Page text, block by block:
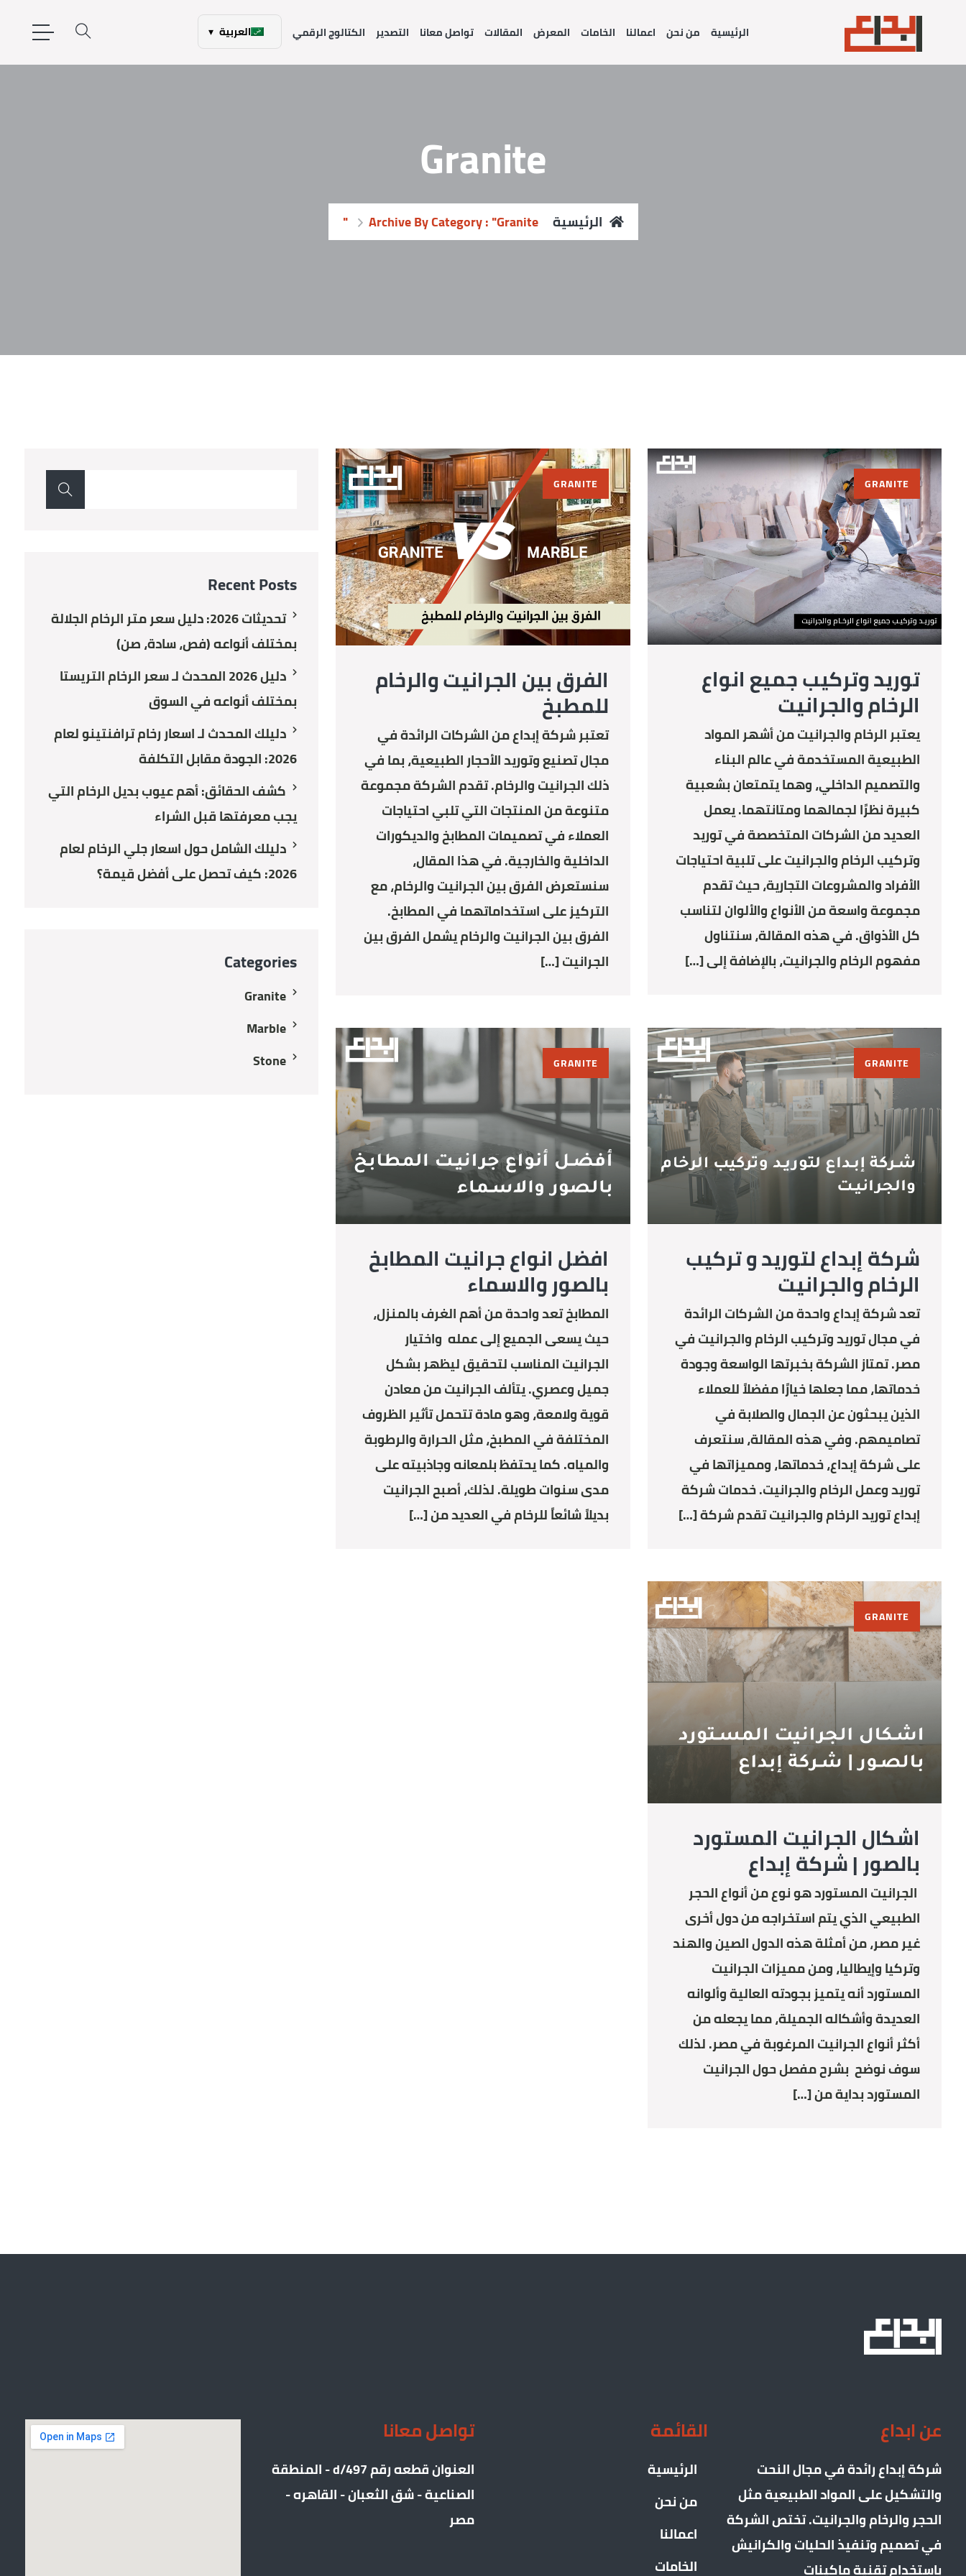
الرئيسية من نحن اعمالنا الخامات المعرض المقالات تواصل معانا التصدير الكتالوج الرقمي العربية ▾
Granite
الرئيسية Archive By Category : "Granite"
GRANITE
توريد وتركيب جميع انواع
الرخام والجرانيت
يعتبر الرخام والجرانيت من أشهر المواد
الطبيعية المستخدمة في عالم البناء
والتصميم الداخلي، وهما يتمتعان بشعبية
كبيرة نظرًا لجمالهما ومتانتهما. يعمل
العديد من الشركات المتخصصة في توريد
وتركيب الرخام والجرانيت على تلبية احتياجات
الأفراد والمشروعات التجارية، حيث تقدم
مجموعة واسعة من الأنواع والألوان لتناسب
كل الأذواق. في هذه المقالة، سنتناول
مفهوم الرخام والجرانيت، بالإضافة إلى […]
GRANITE
الفرق بين الجرانيت والرخام
للمطبخ
تعتبر شركة إبداع من الشركات الرائدة في
مجال تصنيع وتوريد الأحجار الطبيعية، بما في
ذلك الجرانيت والرخام. تقدم الشركة مجموعة
متنوعة من المنتجات التي تلبي احتياجات
العملاء في تصميمات المطابخ والديكورات
الداخلية والخارجية. في هذا المقال،
سنستعرض الفرق بين الجرانيت والرخام، مع
التركيز على استخداماتهما في المطابخ.
الفرق بين الجرانيت والرخام يشمل الفرق بين
الجرانيت […]
GRANITE
شركة إبداع لتوريد و تركيب
الرخام والجرانيت
تعد شركة إبداع واحدة من الشركات الرائدة
في مجال توريد وتركيب الرخام والجرانيت في
مصر. تمتاز الشركة بخبرتها الواسعة وجودة
خدماتها، مما جعلها خيارًا مفضلاً للعملاء
الذين يبحثون عن الجمال والصلابة في
تصاميمهم. وفي هذه المقالة، سنتعرف
على شركة إبداع، خدماتها، ومميزاتها في
توريد وعمل الرخام والجرانيت. خدمات شركة
إبداع توريد الرخام والجرانيت تقدم شركة […]
GRANITE
افضل انواع جرانيت المطابخ
بالصور والاسماء
المطابخ تعد واحدة من أهم الغرف بالمنزل،
حيث يسعى الجميع إلى عمله واختيار
الجرانيت المناسب لتحقيق ليظهر بشكل
جميل وعصري. يتألف الجرانيت من معادن
قوية ولامعة، وهو مادة تتحمل تأثير الظروف
المختلفة في المطبخ، مثل الحرارة والرطوبة
والمياه. كما يحتفظ بلمعانه وجاذبيته على
مدى سنوات طويلة. لذلك، أصبح الجرانيت
بديلاً شائعاً للرخام في العديد من […]
GRANITE
اشكال الجرانيت المستورد
بالصور | شركة إبداع
الجرانيت المستورد هو نوع من أنواع الحجر
الطبيعي الذي يتم استخراجه من دول أخرى
غير مصر، من أمثلة هذه الدول الصين والهند
وتركيا وإيطاليا، ومن مميزات الجرانيت
المستورد أنه يتميز بجودته العالية وألوانه
العديدة وأشكاله الجميلة، مما يجعله من
أكثر أنواع الجرانيت المرغوبة في مصر. لذلك
سوف نوضح بشرح مفصل حول الجرانيت
المستورد بداية من […]
Recent Posts
تحديثات 2026: دليل سعر متر الرخام الجلالة
بمختلف أنواعه (فص، سادة، صن)
دليل 2026 المحدث لـ سعر الرخام التريستا
بمختلف أنواعه في السوق
دليلك المحدث لـ اسعار رخام ترافنتينو لعام
2026: الجودة مقابل التكلفة
كشف الحقائق: أهم عيوب بديل الرخام التي
يجب معرفتها قبل الشراء
دليلك الشامل حول اسعار جلي الرخام لعام
2026: كيف تحصل على أفضل قيمة؟
Categories
Granite
Marble
Stone
عن ابداع
شركة إبداع رائدة في مجال النحت
والتشكيل على المواد الطبيعية مثل
الحجر والرخام والجرانيت. تختص الشركة
في تصميم وتنفيذ الحليات والكرانيش
باستخدام تقنية ماكينات
القائمة
الرئيسية
من نحن
اعمالنا
الخامات
تواصل معانا
العنوان قطعه رقم 497/d - المنطقة
الصناعية - شق الثعبان - القاهره -
مصر